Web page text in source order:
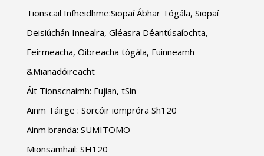
Tionscail Infheidhme:Siopaí Ábhar Tógála, Siopaí
Deisiúchán Innealra, Gléasra Déantúsaíochta,
Feirmeacha, Oibreacha tógála, Fuinneamh
&Mianadóireacht
Áit Tionscnaimh: Fujian, tSín
Ainm Táirge : Sorcóir iompróra Sh120
Ainm branda: SUMITOMO
Mionsamhail: SH120